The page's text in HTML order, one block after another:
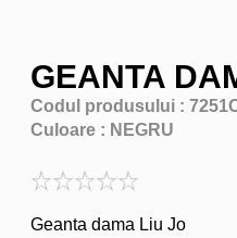
GEANTA
Codul produsului :
Culoare : NEGRU
Geanta dama Liu Jo